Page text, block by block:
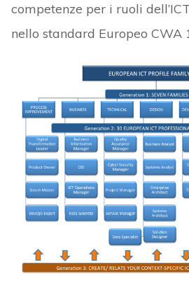
competenze per i ruoli
nello standard Europeo CWA